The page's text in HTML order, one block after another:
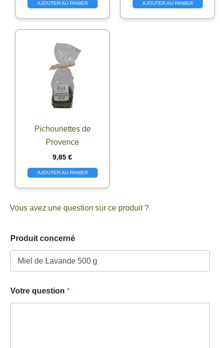
AJOUTER AU PANIER AJOUTER AU PANIER
Pichounettes de
Provence
9,85 €
AJOUTER AU PANIER
Vous avez une question sur ce produit ?
Produit concerné
Votre question *